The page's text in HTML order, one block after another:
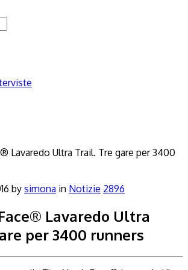
by simona in Notizie 2896
Lavaredo Ultra
per 3400 runners